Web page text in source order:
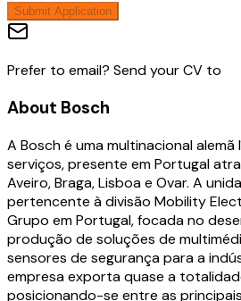
Submit Application
Prefer to email? Send your CV to
About Bosch
A Bosch é uma multinacional
serviços, presente em Portugal
Aveiro, Braga, Lisboa e Ovar. A
pertencente à divisão Mobility
Grupo em Portugal, focada no
produção de soluções de
sensores de segurança para a
empresa exporta quase a
posicionando-se entre as